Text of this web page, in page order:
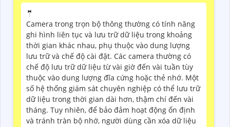
🤵
Camera trong trọn bộ thông thường có tính năng
ghi hình liên tục và lưu trữ dữ liệu trong khoảng
thời gian khác nhau, phụ thuộc vào dung lượng
lưu trữ và chế độ cài đặt. Các camera thường có
chế độ lưu trữ dữ liệu từ vài giờ đến vài tuần tùy
thuộc vào dung lượng đĩa cứng hoặc thẻ nhớ. Một
số hệ thống giám sát chuyên nghiệp có thể lưu trữ
dữ liệu trong thời gian dài hơn, thậm chí đến vài
tháng. Tuy nhiên, để bảo đảm hoạt động ổn định
và tránh tràn bộ nhớ, người dùng cần xóa dữ liệu